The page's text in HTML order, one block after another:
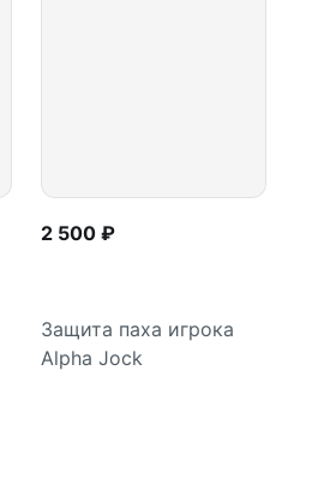
2 500 ₽
Защита паха игрока
Alpha Jock